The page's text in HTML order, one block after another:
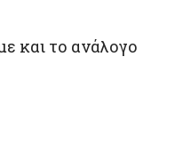
και το ανάλογο